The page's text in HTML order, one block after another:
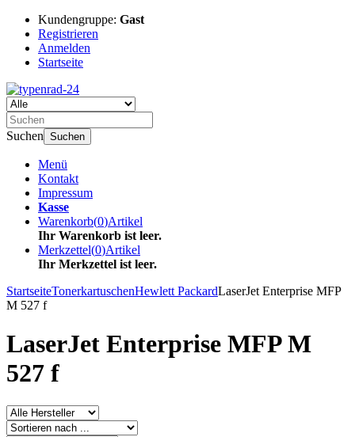
Kundengruppe: Gast
Registrieren
Anmelden
Startseite
Suchen Suchen
Menü
Kontakt
Impressum
Kasse
Warenkorb(0)Artikel
Ihr Warenkorb ist leer.
Merkzettel(0)Artikel
Ihr Merkzettel ist leer.
StartseiteTonerkartuschenHewlett PackardLaserJet Enterprise MFP
M 527 f
LaserJet Enterprise MFP M
527 f